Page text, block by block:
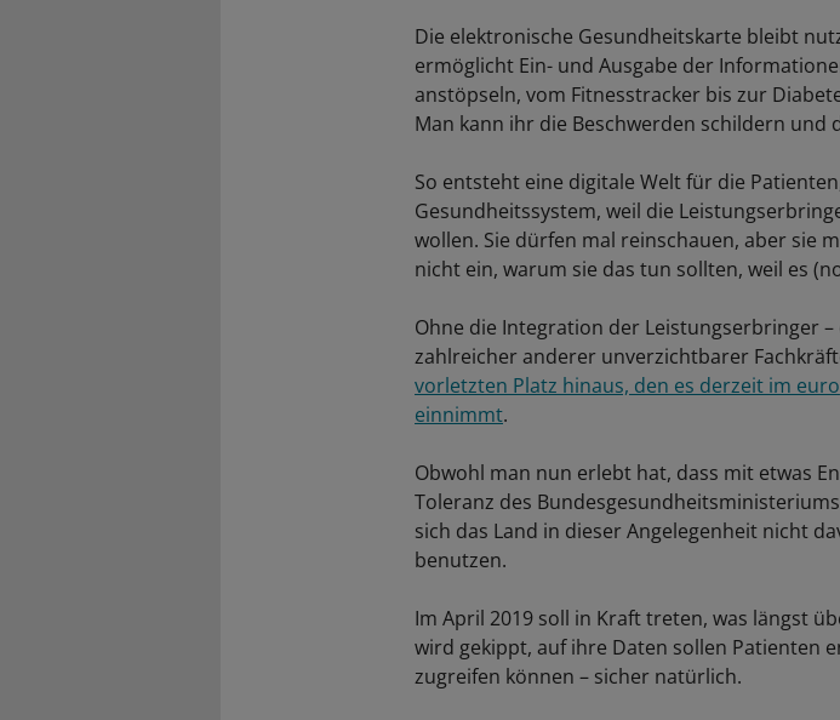
Die elektronische Gesundheitskarte bleibt
ermöglicht Ein- und Ausgabe der
anstöpseln, vom Fitnesstracker bis zur
Man kann ihr die Beschwerden schildern und
So entsteht eine digitale Welt für die
Gesundheitssystem, weil die
wollen. Sie dürfen mal reinschauen, aber sie
nicht ein, warum sie das tun sollten, weil es
Ohne die Integration der Leistungserbringer
zahlreicher anderer unverzichtbarer
vorletzten Platz hinaus, den es derzeit im
einnimmt.
Obwohl man nun erlebt hat, dass mit etwas
Toleranz des
sich das Land in dieser Angelegenheit nicht
benutzen.
Im April 2019 soll in Kraft treten, was längst
wird gekippt, auf ihre Daten sollen Patienten
zugreifen können – sicher natürlich.